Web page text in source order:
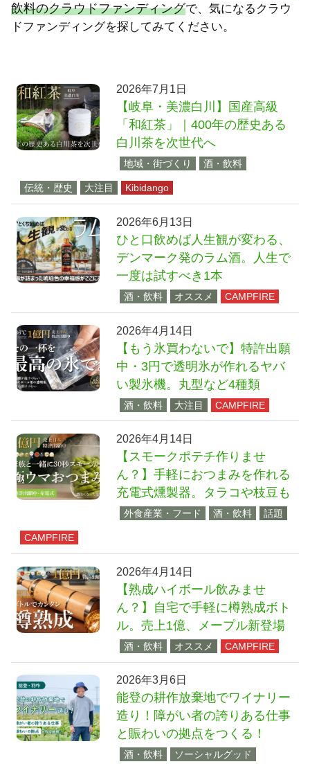
飲料のクラウドファンディングで、気になるクラウ
ドファンディングを探してみてください。
2026年7月1日
【岐阜・美濃白川】国産高級
「和紅茶」｜400年の歴史ある
白川茶を次世代へ
地域・街づくり 酒・飲料
伝統・歴史 大注目 Kibidango
2026年6月13日
ひと口飲めば人生観が変わる、
デンマーク発のラム酒。人生で
一度は試すべき1本
酒・飲料 オススメ CAMPFIRE
2026年4月14日
【もう氷買わないで】特許出願
中・3円で透明氷が作れるヤバ
い製氷機。丸型など4種類
酒・飲料 大注目 CAMPFIRE
2026年4月14日
【スモークポテチ作りませ
ん？】手軽におつまみを作れる
充電式燻製器。タラコや枝豆も
外食産業・フード 酒・飲料 話題
CAMPFIRE
2026年4月14日
【熟成ハイボール飲みませ
ん？】自宅で手軽に樽熟成ボト
ル。売上1億、メープル新登場
酒・飲料 オススメ CAMPFIRE
2026年3月6日
能登の耕作放棄地でワイナリー
造り！障がい者の誇りある仕事
と賑わいの拠点をつくる！
酒・飲料 ソーシャルグッド